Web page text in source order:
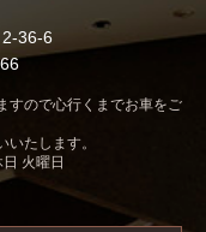
36-6
すので心行くまでお車をご
たします。
火曜日